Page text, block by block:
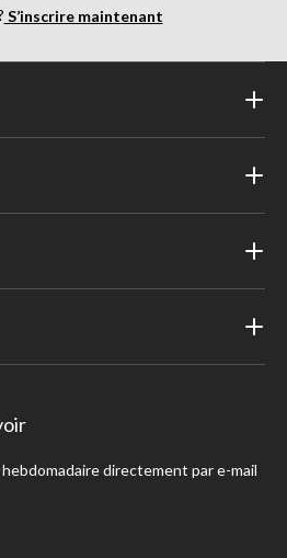
S’inscrire maintenant
directement par e-mail